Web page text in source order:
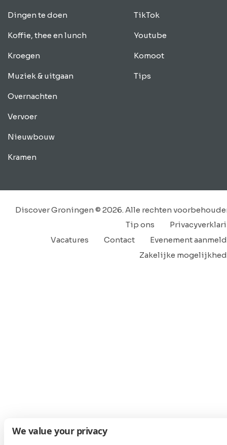
Dingen te doen
Koffie, thee en lunch
Kroegen
Muziek & uitgaan
Overnachten
Vervoer
Nieuwbouw
Kramen
TikTok
Youtube
Komoot
Tips
Discover Groningen © 2026. Alle rechten
Tip ons
Evenement
Contact
Vacatures
Zakelijke
We value your privacy